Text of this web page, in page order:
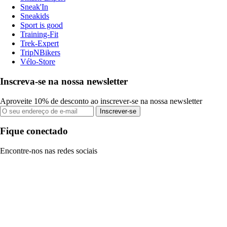
Sneak'In
Sneakids
Sport is good
Training-Fit
Trek-Expert
TripNBikers
Vélo-Store
Inscreva-se na nossa newsletter
Aproveite 10% de desconto ao inscrever-se na nossa newsletter
Inscrever-se
Fique conectado
Encontre-nos nas redes sociais